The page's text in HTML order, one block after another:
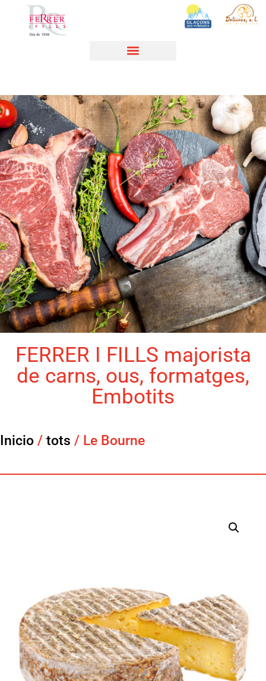
FERRER I FILLS majorista
de carns, ous, formatges,
Embotits
Inicio / tots / Le Bourne